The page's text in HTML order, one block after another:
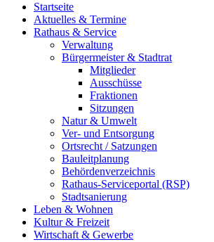
Startseite
Aktuelles & Termine
Rathaus & Service
Verwaltung
Bürgermeister & Stadtrat
Mitglieder
Ausschüsse
Fraktionen
Sitzungen
Natur & Umwelt
Ver- und Entsorgung
Ortsrecht / Satzungen
Bauleitplanung
Behördenverzeichnis
Rathaus-Serviceportal (RSP)
Stadtsanierung
Leben & Wohnen
Kultur & Freizeit
Wirtschaft & Gewerbe